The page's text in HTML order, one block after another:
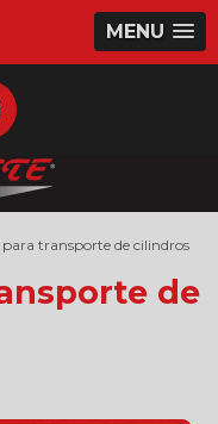
MENU
transporte de cilindros
de